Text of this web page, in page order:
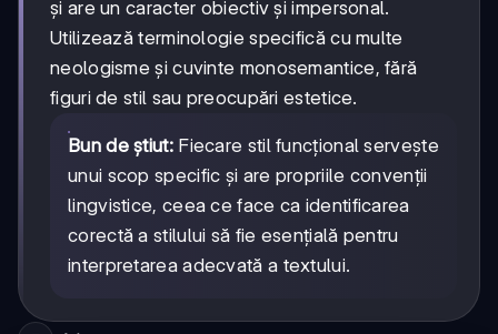
și are un caracter obiectiv și impersonal.
Utilizează terminologie specifică cu multe
neologisme și cuvinte monosemantice, fără
figuri de stil sau preocupări estetice.
Bun de știut:Fiecare stil funcțional servește
unui scop specific și are propriile convenții
lingvistice, ceea ce face ca identificarea
corectă a stilului să fie esențială pentru
interpretarea adecvată a textului.